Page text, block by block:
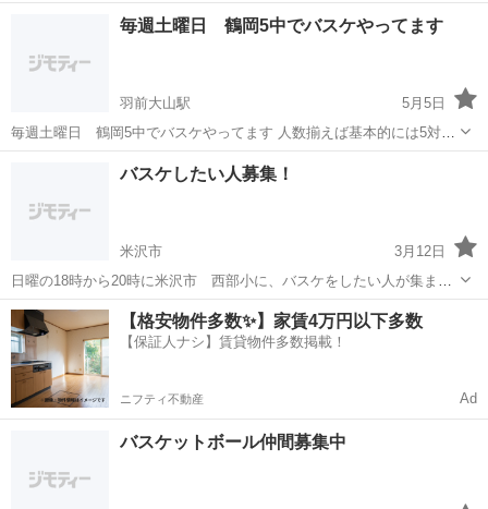
毎週土曜日 鶴岡5中でバスケやってます
羽前大山駅
5月5日
毎週土曜日 鶴岡5中でバスケやってます 人数揃えば基本的には5対5
しかやりません 年齢 性別問いません 今年度大会参加してくれるメン
バーも募集します よろしくお願いします。
羽前大山駅 バスケットボール
バスケしたい人募集！
米沢市
3月12日
日曜の18時から20時に米沢市 西部小に、バスケをしたい人が集まっ
て、楽しくバスケしています。一緒にバスケする人募集中。20～50歳
くらいの人が来てて、女性もいます。 年齢、性別、経験年数などは問
いません。 会費...
山形 米沢市 バスケットボール バスケ
【格安物件多数✨】家賃4万円以下多数
【保証人ナシ】賃貸物件多数掲載！
ニフティ不動産 Ad
バスケットボール仲間募集中